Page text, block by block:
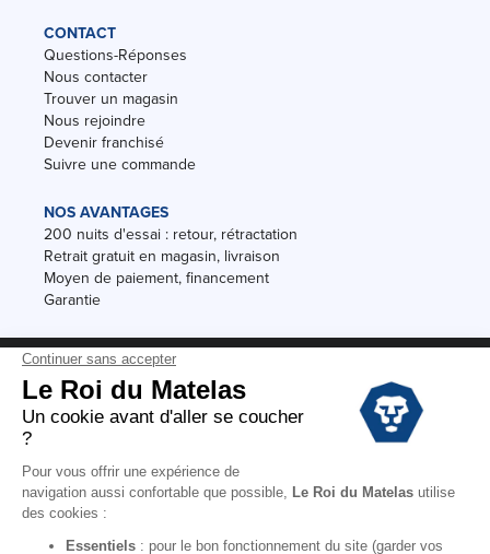
CONTACT
Questions-Réponses
Nous contacter
Trouver un magasin
Nous rejoindre
Devenir franchisé
Suivre une commande
NOS AVANTAGES
200 nuits d'essai : retour, rétractation
Retrait gratuit en magasin, livraison
Moyen de paiement, financement
Garantie
Conditions des offres
Black Friday
Destockage
Conditions Générales de vente magasin
Mentions Légales